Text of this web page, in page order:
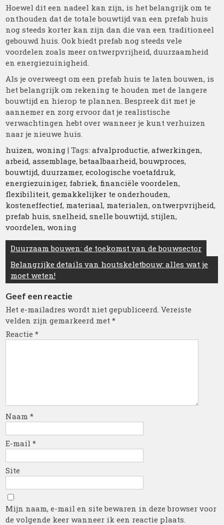
Hoewel dit een nadeel kan zijn, is het belangrijk om te
onthouden dat de totale bouwtijd van een prefab huis
nog steeds korter kan zijn dan die van een traditioneel
gebouwd huis. Ook biedt prefab nog steeds vele
voordelen zoals meer ontwerpvrijheid, duurzaamheid
en energiezuinigheid.
Als je overweegt om een prefab huis te laten bouwen, is
het belangrijk om rekening te houden met de langere
bouwtijd en hierop te plannen. Bespreek dit met je
aannemer en zorg ervoor dat je realistische
verwachtingen hebt over wanneer je kunt verhuizen
naar je nieuwe huis.
huizen,woning | Tags:afvalproductie,afwerkingen,
arbeid,assemblage,betaalbaarheid,bouwproces,
bouwtijd,duurzamer,ecologische voetafdruk,
energiezuiniger, fabriek, financiële voordelen,
flexibiliteit,gemakkelijker te onderhouden,
kosteneffectief, materiaal, materialen,ontwerpvrijheid,
prefab huis,snelheid,snelle bouwtijd,stijlen,
voordelen,woning
Berichtnavigatie
Duurzaam bouwen: de toekomst van de bouwsector
Belangrijke details van houtskeletbouw: alles wat je
moet weten!
Geef een reactie
Het e-mailadres wordt niet gepubliceerd. Vereiste
velden zijn gemarkeerd met*
Reactie*
Naam*
E-mail*
Site
Mijn naam, e-mail en site bewaren in deze browser voor
de volgende keer wanneer ik een reactie plaats.